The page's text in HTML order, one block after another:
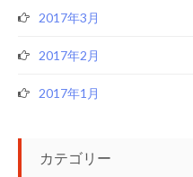
2017年3月
2017年2月
2017年1月
カテゴリー